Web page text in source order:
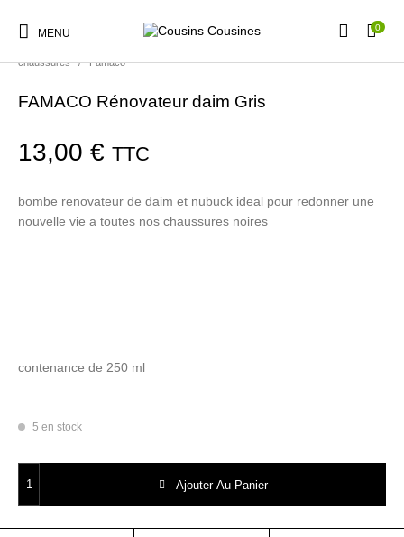
MENU 0
chaussures
/ Famaco
FAMACO Rénovateur daim Gris
13,00€ TTC
bombe renovateur de daim et nubuck ideal pour redonner une
nouvelle vie a toutes nos chaussures noires
contenance de 250 ml
5 en stock
Ajouter Au Panier